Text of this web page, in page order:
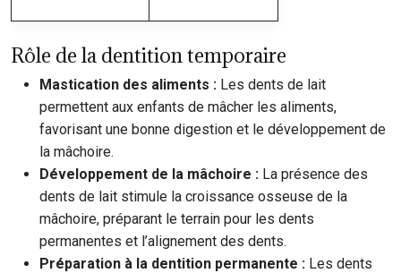
Rôle de la dentition temporaire
Mastication des aliments : Les dents de lait
permettent aux enfants de mâcher les aliments,
favorisant une bonne digestion et le développement de
la mâchoire.
Développement de la mâchoire : La présence des
dents de lait stimule la croissance osseuse de la
mâchoire, préparant le terrain pour les dents
permanentes et l’alignement des dents.
Préparation à la dentition permanente : Les dents